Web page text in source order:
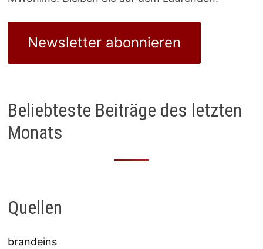
Newsletter abonnieren
Beliebteste Beiträge des letzten
Monats
Quellen
brandeins